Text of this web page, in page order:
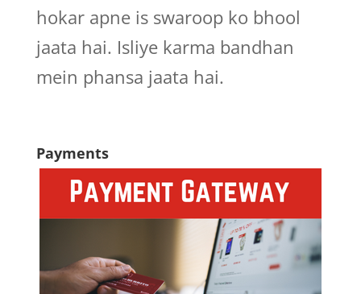
hokar apne is swaroop ko bhool
jaata hai. Isliye karma bandhan
mein phansa jaata hai.
Payments